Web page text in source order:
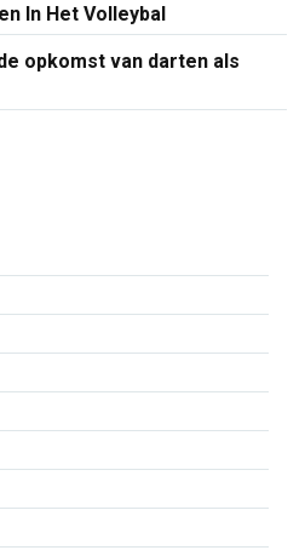
In Het Volleybal
opkomst van darten als